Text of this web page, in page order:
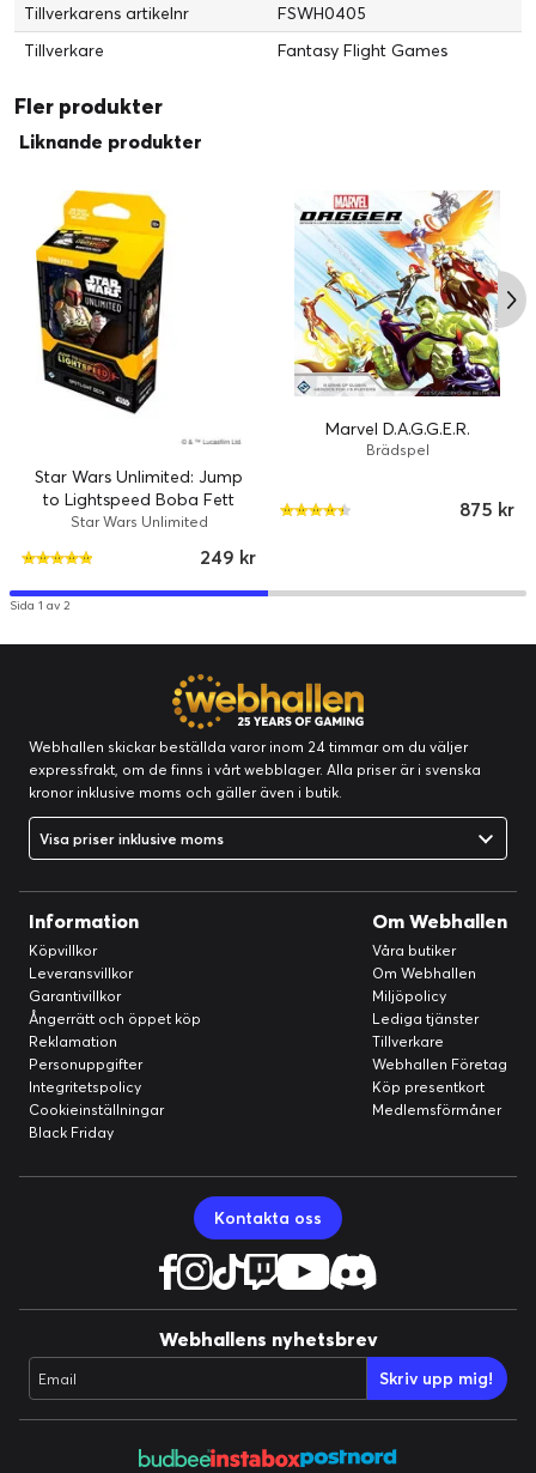
Tillverkarens artikelnr
FSWH0405
Tillverkare
Fantasy Flight Games
Fler produkter
Liknande produkter
Star Wars Unlimited: Jump
to Lightspeed Boba Fett
Spotlight Deck
Star Wars Unlimited
249 kr
Marvel D.A.G.G.E.R.
Brädspel
875 kr
Sida 1 av 2
Webhallen skickar beställda varor inom 24 timmar om du väljer
expressfrakt, om de finns i vårt webblager. Alla priser är i svenska
kronor inklusive moms och gäller även i butik.
Visa priser inklusive moms
Information
Köpvillkor
Leveransvillkor
Garantivillkor
Ångerrätt och öppet köp
Reklamation
Personuppgifter
Integritetspolicy
Cookieinställningar
Black Friday
Om Webhallen
Våra butiker
Om Webhallen
Miljöpolicy
Lediga tjänster
Tillverkare
Webhallen Företag
Köp presentkort
Medlemsförmåner
Kontakta oss
Webhallens nyhetsbrev
Email Skriv upp mig!